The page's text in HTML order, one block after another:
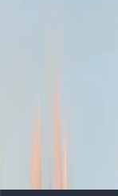
Park Gate